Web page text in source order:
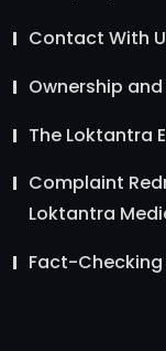
Contact With
Ownership
The Loktantra
Complaint
Loktantra
Fact-